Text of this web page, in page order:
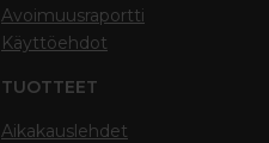
Avoimuusraportti
Käyttöehdot
TUOTTEET
Aikakauslehdet